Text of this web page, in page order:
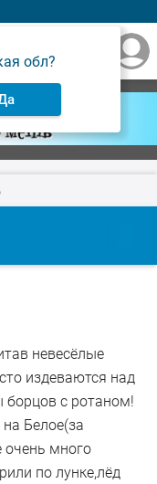
обл?
невесёлые
издеваются над
с ротаном!
Белое(за
очень много
по лунке,лёд